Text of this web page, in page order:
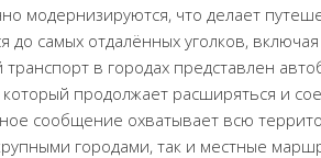
модернизируются, что делает
до самых отдалённых уголков,
в городах представлен
продолжает расширяться и
сообщение охватывает всю
городами, так и местные